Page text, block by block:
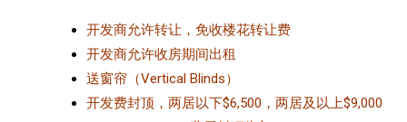
开发商允许转让，免收楼花转让费
开发商允许收房期间出租
送窗帘（Vertical Blinds）
开发费封顶，两居以下$6,500，两居及以上$9,000